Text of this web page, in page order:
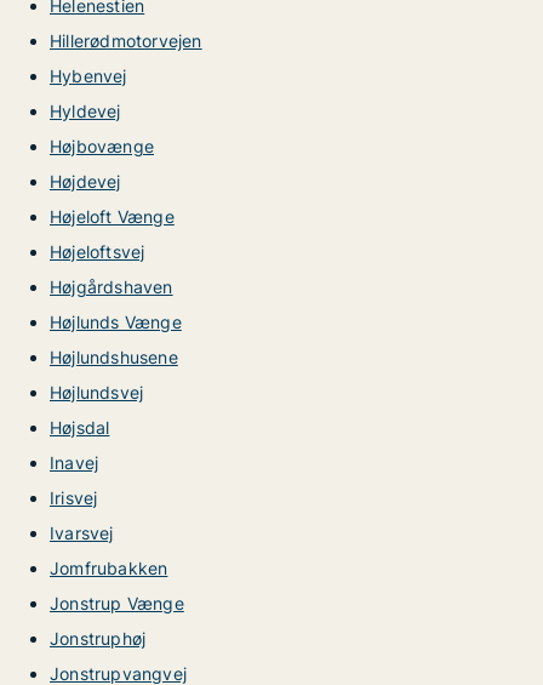
Helenestien
Hillerødmotorvejen
Hybenvej
Hyldevej
Højbovænge
Højdevej
Højeloft Vænge
Højeloftsvej
Højgårdshaven
Højlunds Vænge
Højlundshusene
Højlundsvej
Højsdal
Inavej
Irisvej
Ivarsvej
Jomfrubakken
Jonstrup Vænge
Jonstruphøj
Jonstrupvangvej